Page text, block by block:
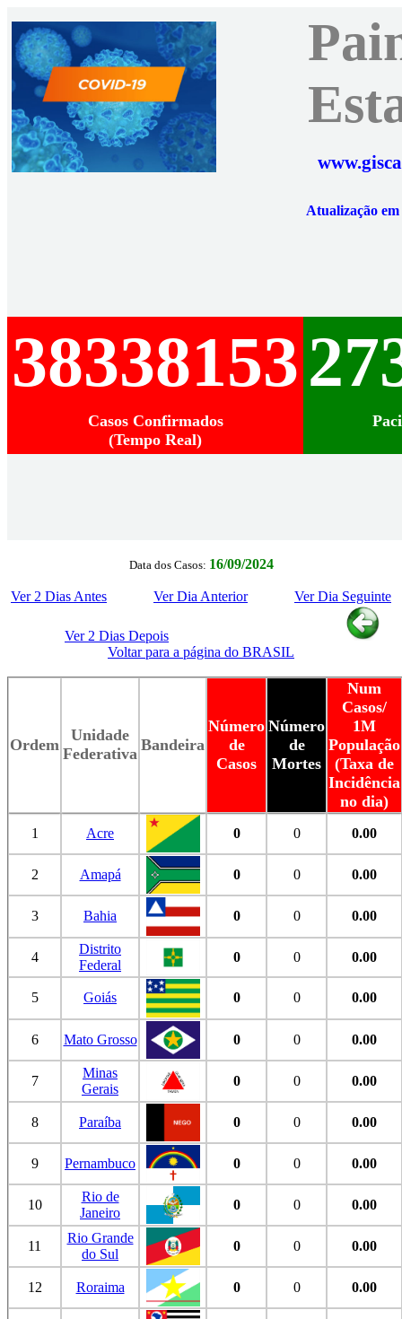
Atualização
38338153
Casos Confirmados
(Tempo Real)
Data dos Casos: 16/09/2024
Ver 2 Dias Antes Ver Dia Anterior Ver Dia Seguinte
Ver 2 Dias Depois
Voltar para a página do BRASIL
Ordem
Unidade
Federativa Bandeira
Número
de
Casos
Número
de
Mortes
Num
Casos/
1M
População
(Taxa de
Incidência
no dia)
1 Acre 0 0 0.00
2 Amapá 0 0 0.00
3 Bahia 0 0 0.00
4
Distrito
Federal
0 0 0.00
5 Goiás 0 0 0.00
6 Mato Grosso 0 0 0.00
7
Minas
Gerais
0 0 0.00
8 Paraíba 0 0 0.00
9 Pernambuco 0 0 0.00
10
Rio de
Janeiro
0 0 0.00
11
Rio Grande
do Sul
0 0 0.00
12 Roraima 0 0 0.00